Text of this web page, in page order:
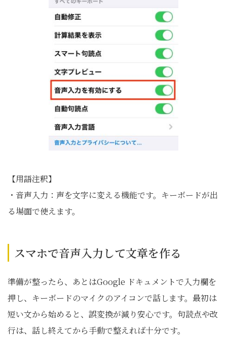
【用語注釈】
・音声入力：声を文字に変える機能です。キーボードが出
る場面で使えます。
スマホで音声入力して文章を作る
準備が整ったら、あとはGoogle ドキュメントで入力欄を
押し、キーボードのマイクのアイコンで話します。最初は
短い文から始めると、誤変換が減り安心です。句読点や改
行は、話し終えてから手動で整えれば十分です。